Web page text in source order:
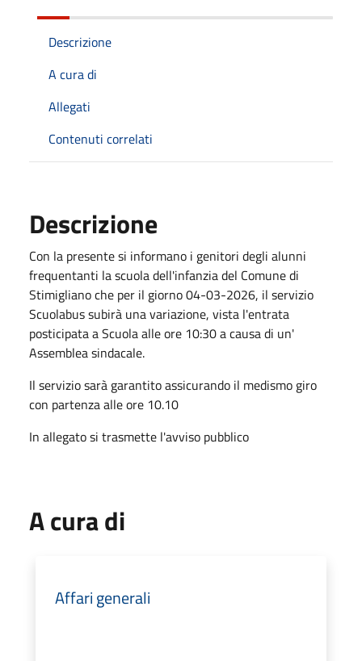
Descrizione
A cura di
Allegati
Contenuti correlati
Descrizione
Con la presente si informano i genitori degli alunni
frequentanti la scuola dell'infanzia del Comune di
Stimigliano che per il giorno 04-03-2026, il servizio
Scuolabus subirà una variazione, vista l'entrata
posticipata a Scuola alle ore 10:30 a causa di un'
Assemblea sindacale.
Il servizio sarà garantito assicurando il medismo giro
con partenza alle ore 10.10
In allegato si trasmette l'avviso pubblico
A cura di
Affari generali